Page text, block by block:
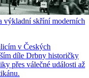
skříní moderních
v Českých
díle Drbny historičky
přes válečné události až